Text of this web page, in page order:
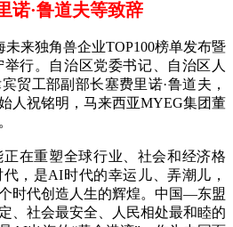
诺·鲁道夫等致辞
来独角兽企业TOP100榜单发布暨
行。自治区党委书记、自治区人
贸工部副部长塞费里诺·鲁道夫，
人祝铭明，马来西亚MYEG集团董
重塑全球行业、社会和经济格
，是AI时代的幸运儿、弄潮儿，
时代创造人生的辉煌。中国—东盟
、社会最安全、人民相处最和睦的